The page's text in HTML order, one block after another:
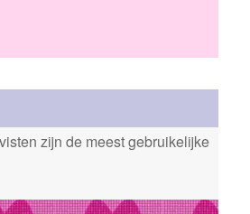
zijn de meest gebruikelijke